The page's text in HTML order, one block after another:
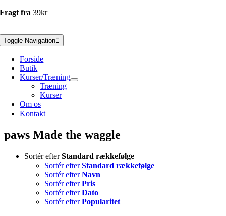
Fragt fra39kr
Toggle Navigation
Forside
Butik
Kurser/Træning
Træning
Kurser
Om os
Kontakt
paws Made the waggle
Sortér efterStandard rækkefølge
Sortér efterStandard rækkefølge
Sortér efterNavn
Sortér efterPris
Sortér efterDato
Sortér efterPopularitet